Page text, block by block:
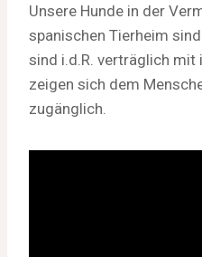
Unsere Hunde in der
spanischen Tierheim
sind i.d.R. verträglich mit
zeigen sich dem
zugänglich.